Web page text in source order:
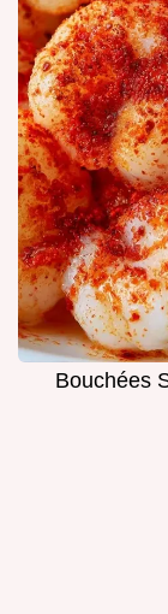
Bouchées